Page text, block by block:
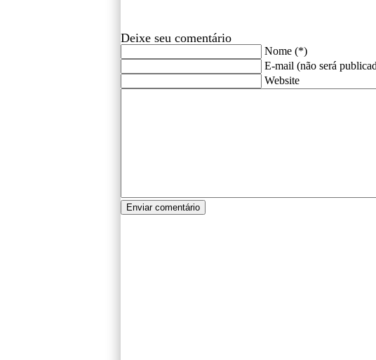
Deixe seu comentário
Nome (*)
E-mail (não será
Website